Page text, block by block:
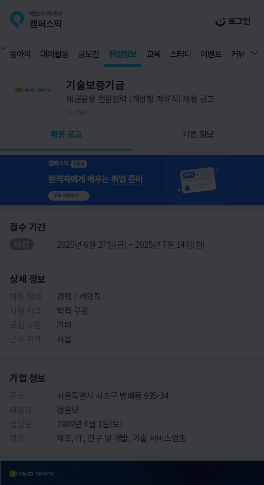
로그인
동아리 대외활동 공모전 취업정보 교육 스터디 이벤트 커뮤니티
기술보증기금
채권운용 전문인력 [개방형 계약직] 채용 공고
채용 공고 기업 정보
접수 기간
2025년 6월 27일(금) ~ 2025년 7월 14일(월)
상세 정보
경력 / 계약직
학력 무관
기타
서울
기업 정보
서울특별시 서초구 방배동 935-34
정윤모
1989년 4월 1일(토)
제조, IT, 연구 및 개발, 기술 서비스업종